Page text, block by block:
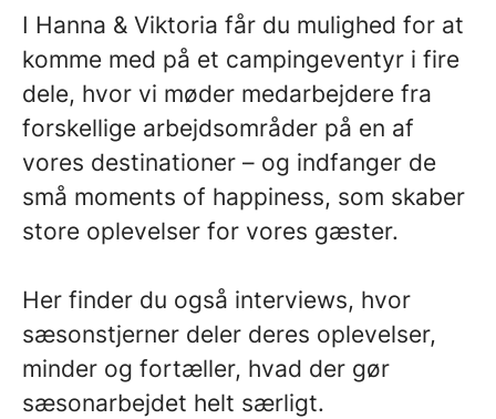
I Hanna & Viktoria får du mulighed for at
komme med på et campingeventyr i fire
dele, hvor vi møder medarbejdere fra
forskellige arbejdsområder på en af
vores destinationer – og indfanger de
små moments of happiness, som skaber
store oplevelser for vores gæster.
Her finder du også interviews, hvor
sæsonstjerner deler deres oplevelser,
minder og fortæller, hvad der gør
sæsonarbejdet helt særligt.